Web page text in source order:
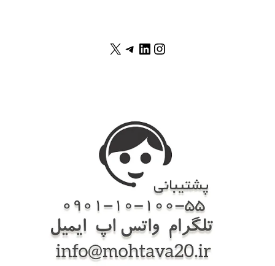
اینستاگرم
لینکداین
تلگرام
X